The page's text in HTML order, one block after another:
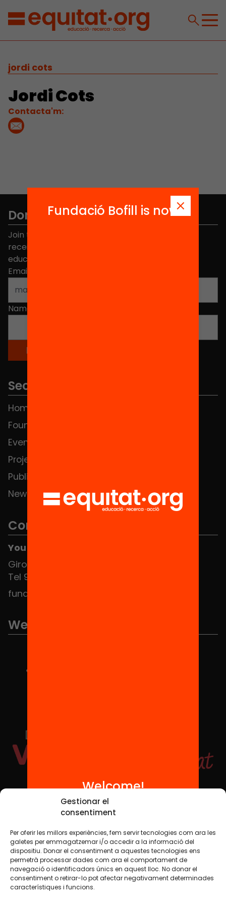
Gestionar el
consentiment
Per oferir les millors experiències, fem servir tecnologies com ara les
galetes per emmagatzemar i/o accedir a la informació del
dispositiu. Donar el consentiment a aquestes tecnologies ens
permetrà processar dades com ara el comportament de
navegació o identificadors únics en aquest lloc. No donar el
consentiment o retirar-lo pot afectar negativament determinades
característiques i funcions.
jordi cots
Jordi Cots
Contacta'm:
Don't miss anything.
Join the more than 40,000 people who already
receive news about initiatives and projects for
educational change in Catalonia.
Email address
Name
Sections
Home
Foundation
Events
Projects
Publications and videos
News
Contact
You can find us at the Social HUB
Girona 34, interior 08010 Barcelona
Tel 934 588 700
fundacio@equitat.org
We are part of...
Social Media
TW YTB IG FB IN
Legal NoticeCookie Policy
Fundació Bofill is now
Welcome!